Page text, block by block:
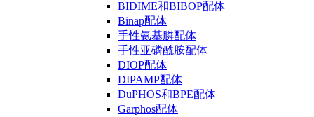
BIDIME和BIBOP配体
Binap配体
手性氨基膦配体
手性亚磷酰胺配体
DIOP配体
DIPAMP配体
DuPHOS和BPE配体
Garphos配体